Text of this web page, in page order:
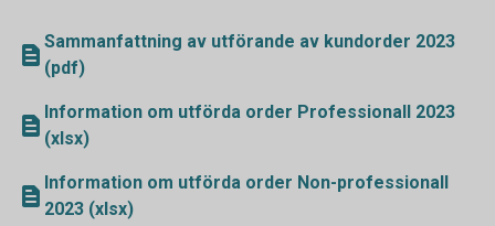
Sammanfattning av utförande av kundorder 2023
(pdf)
Information om utförda order Professionall 2023
(xlsx)
Information om utförda order Non-professionall
2023 (xlsx)